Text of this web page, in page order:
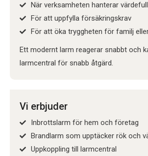
När verksamheten hanterar
För att uppfylla försäkringskrav
För att öka tryggheten för familj
Ett modernt larm reagerar snabbt och
larmcentral för snabb åtgärd.
Vi erbjuder
Inbrottslarm för hem och företag
Brandlarm som upptäcker rök och
Uppkoppling till larmcentral